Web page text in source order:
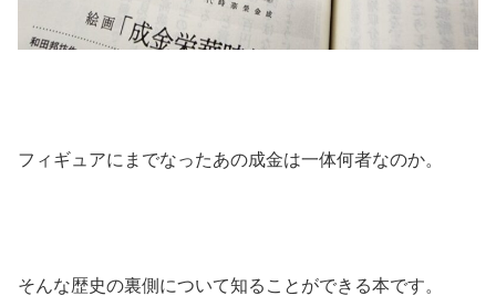
フィギュアにまでなったあの成金は一体何者なのか。
そんな歴史の裏側について知ることができる本です。